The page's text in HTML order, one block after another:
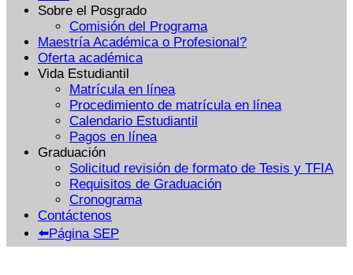
Sobre el Posgrado
Comisión del Programa
Maestría Académica o Profesional?
Oferta académica
Vida Estudiantil
Matrícula en línea
Procedimiento de matrícula en línea
Calendario Estudiantil
Pagos en línea
Graduación
Solicitud revisión de formato de Tesis y TFIA
Requisitos de Graduación
Cronograma
Contáctenos
⬅️Página SEP